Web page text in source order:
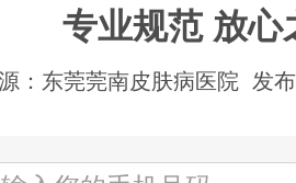
专业规范 放心
：东莞莞南皮肤病医院 发